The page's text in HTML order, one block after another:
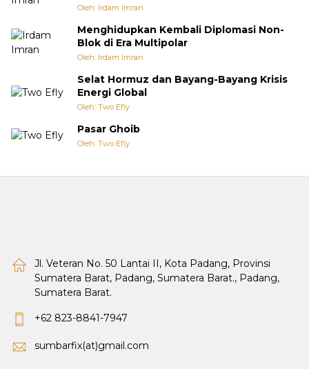
Oleh: Irdam Imran
Menghidupkan Kembali Diplomasi Non-
Blok di Era Multipolar
Oleh: Irdam Imran
Selat Hormuz dan Bayang-Bayang Krisis
Energi Global
Oleh: Two Efly
Pasar Ghoib
Oleh: Two Efly
Jl. Veteran No. 50 Lantai II, Kota Padang, Provinsi
Sumatera Barat, Padang, Sumatera Barat., Padang,
Sumatera Barat.
+62 823-8841-7947
sumbarfix(at)gmail.com